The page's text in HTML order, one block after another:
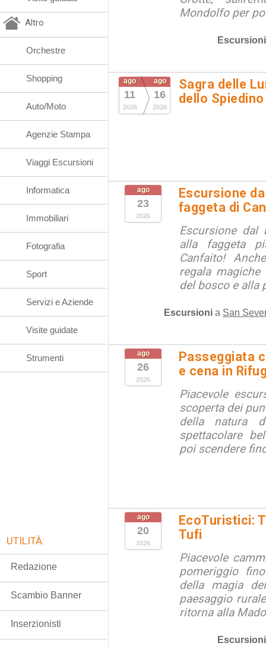
Mondolfo per
Escursioni
ago
11
2026
ago
16
2026
Sagra delle
dello Spiedino
ago
23
2026
Escursione
faggeta di
Escursione
alla faggeta
Canfaito!
regala
del bosco e alla
Escursioni a San
ago
26
2026
Passeggiata
e cena in
Piacevole
scoperta dei
della natura
spettacolare
poi scendere
ago
20
2026
EcoTuristici:
Tufi
Piacevole
pomeriggio
della magia
paesaggio
ritorna alla
Escursioni
Altro
Orchestre
Shopping
Auto/Moto
Agenzie Stampa
Viaggi Escursioni
Informatica
Immobiliari
Fotografia
Sport
Servizi e Aziende
Visite guidate
Strumenti
UTILITÀ:
Redazione
Scambio Banner
Inserzionisti